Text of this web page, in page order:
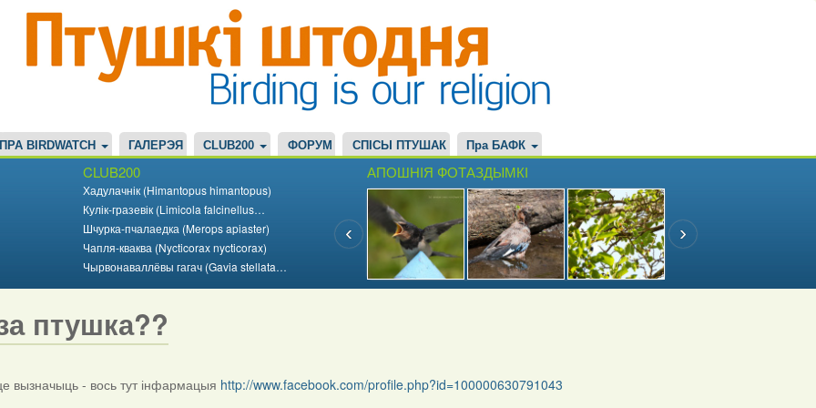
ПРА BIRDWATCH ГАЛЕРЭЯ CLUB200 ФОРУМ СПІСЫ ПТУШАК Пра БАФК
CLUB200
Хадулачнік (Himantopus himantopus)
Кулік-гразевік (Limicola falcinellus…
Шчурка-пчалаедка (Merops apiaster)
Чапля-кваква (Nycticorax nycticorax)
Чырвонаваллёвы гагач (Gavia stellata…
АПОШНІЯ ФОТАЗДЫМКІ
птушка??
вызначыць - вось тут інфармацыя http://www.facebook.com/profile.php?id=100000630791043